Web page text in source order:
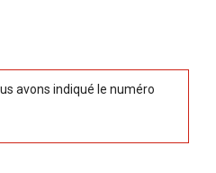
avons indiqué le numéro